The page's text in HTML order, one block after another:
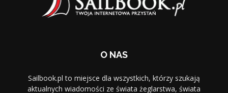
O NAS
Sailbook.pl to miejsce dla wszystkich, którzy szukają
aktualnych wiadomości ze świata żeglarstwa, świata